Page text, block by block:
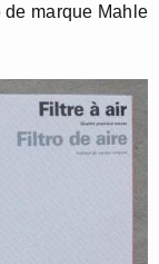
de marque Mahle